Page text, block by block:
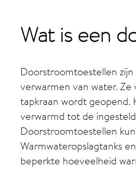
Wat is een
Doorstroomtoestellen
verwarmen van water.
tapkraan wordt
verwarmd tot de
Doorstroomtoestellen
Warmwateropslagtanks
beperkte hoeveelheid